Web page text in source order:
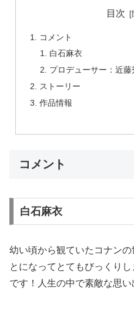
目次
コメント
白石麻衣
プロデューサー：近
ストーリー
作品情報
コメント
白石麻衣
幼い頃から観ていたコナン
とになってとてもびっくり
です！人生の中で素敵な思い